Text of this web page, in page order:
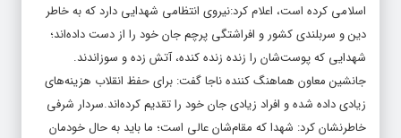
اسلامی کرده است، اعلام کرد:نیروی انتظامی شهدایی دارد که به خاطر
دین و سربلندی کشور و افراشتگی پرچم جان خود را از دست داده‌اند؛
شهدایی که پوست‌شان را زنده زنده کنده، آتش زده و سوزاندند.
جانشین معاون هماهنگ کننده ناجا گفت: برای حفظ انقلاب هزینه‌های
زیادی داده شده و افراد زیادی جان خود را تقدیم کرده‌اند.سردار شرفی
خاطرنشان کرد: شهدا که مقام‌شان عالی است؛ ما باید به حال خودمان